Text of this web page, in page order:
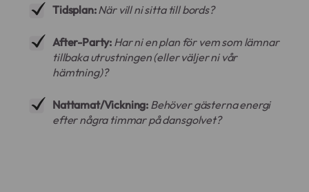
Tidsplan:När vill ni sitta till bords?
After-Party: Har ni en plan för vem som lämnar
tillbaka utrustningen (eller väljer ni vår
hämtning)?
Nattamat/Vickning: Behöver gästerna energi
efter några timmar på dansgolvet?